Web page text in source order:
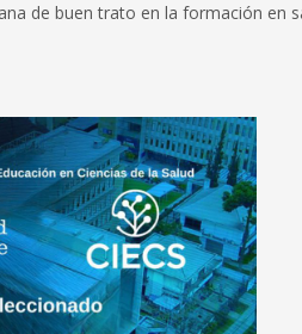
de buen trato en la formación en